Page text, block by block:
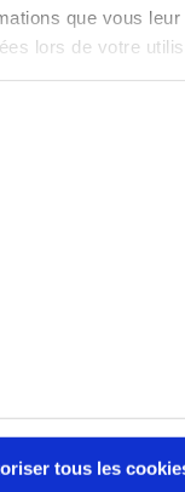
que vous
lors de votre
tous les
des médecins
CSMF
Libéraux (
et du secteur médico-
des Jeunes Gériatres (